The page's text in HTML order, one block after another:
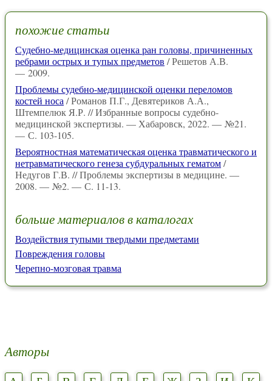
похожие статьи
Судебно-медицинская оценка ран головы, причиненных
ребрами острых и тупых предметов / Решетов А.В.
— 2009.
Проблемы судебно-медицинской оценки переломов
костей носа/ Романов П.Г., Девятериков А.А.,
Штемпелюк Я.Р. // Избранные вопросы судебно-
медицинской экспертизы. — Хабаровск, 2022. — №21.
— С. 103-105.
Вероятностная математическая оценка травматического и
нетравматического генеза субдуральных гематом/
Недугов Г.В. // Проблемы экспертизы в медицине. —
2008. — №2. — С. 11-13.
больше материалов в каталогах
Воздействия тупыми твердыми предметами
Повреждения головы
Черепно-мозговая травма
Авторы